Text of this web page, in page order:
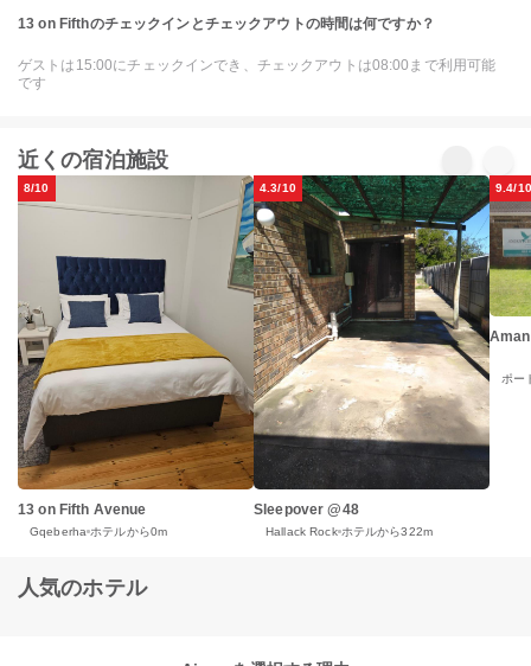
13 on Fifthのチェックインとチェックアウトの時間は何ですか？
ゲストは15:00にチェックインでき、チェックアウトは08:00まで利用可能
です
近くの宿泊施設
8/10
13 on Fifth Avenue
Gqeberha ホテルから0m
4.3/10
Sleepover @48
Hallack Rock ホテルから322m
9.4/10
ポー
人気のホテル